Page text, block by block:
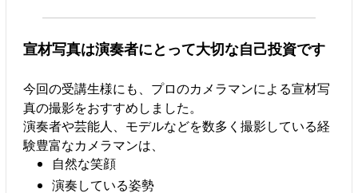
宣材写真は演奏者にとって大切な自己投資です
今回の受講生様にも、プロのカメラマンによる宣材写
真の撮影をおすすめしました。
演奏者や芸能人、モデルなどを数多く撮影している経
験豊富なカメラマンは、
自然な笑顔
演奏している姿勢